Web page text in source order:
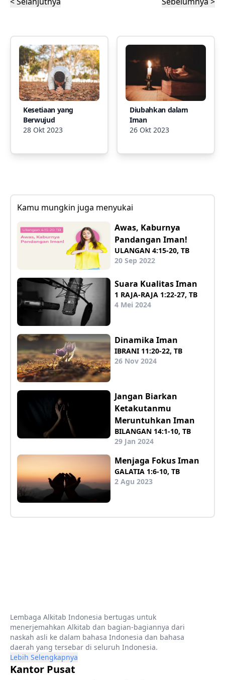
Kesetiaan yang
Berwujud
28 Okt 2023
Diubahkan dalam
Iman
26 Okt 2023
Kamu mungkin juga menyukai
Awas, Kaburnya
Pandangan Iman!
ULANGAN 4:15-20, TB
20 Sep 2022
Suara Kualitas Iman
1 RAJA-RAJA 1:22-27, TB
4 Mei 2024
Dinamika Iman
IBRANI 11:20-22, TB
26 Nov 2024
Jangan Biarkan
Ketakutanmu
Meruntuhkan Iman
BILANGAN 14:1-10, TB
29 Jan 2024
Menjaga Fokus Iman
GALATIA 1:6-10, TB
2 Agu 2023
Lembaga Alkitab Indonesia bertugas untuk
menerjemahkan Alkitab dan bagian-bagiannya dari
naskah asli ke dalam bahasa Indonesia dan bahasa
daerah yang tersebar di seluruh Indonesia.
Lebih Selengkapnya
Kantor Pusat